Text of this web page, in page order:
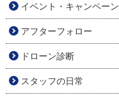
イベント・キャンペーン
アフターフォロー
ドローン診断
スタッフの日常